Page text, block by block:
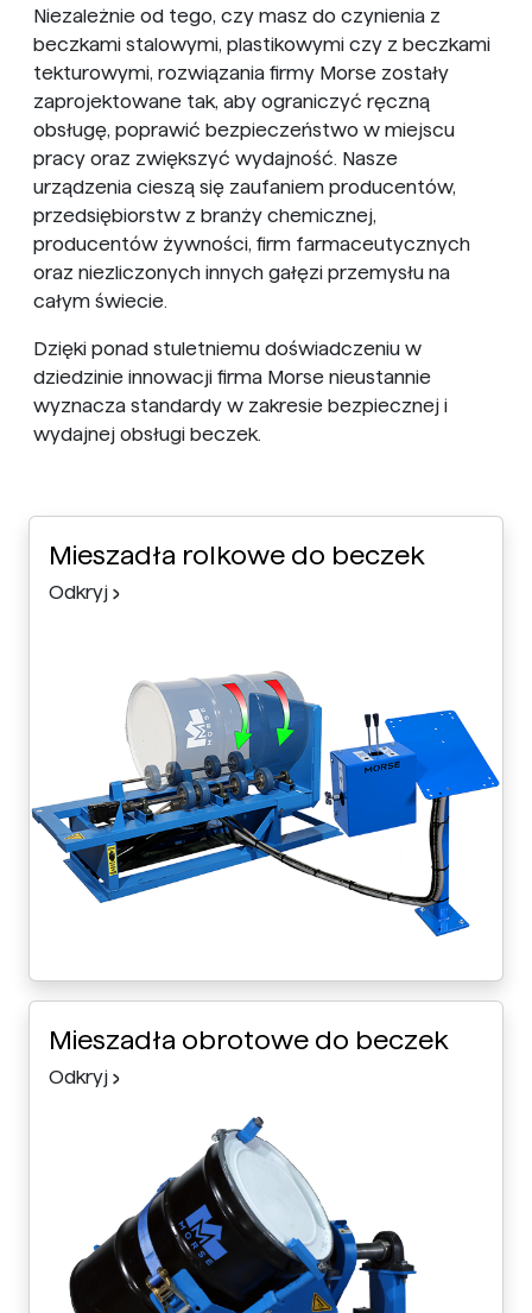
Niezależnie od tego, czy masz do czynienia z
beczkami stalowymi, plastikowymi czy z beczkami
tekturowymi, rozwiązania firmy Morse zostały
zaprojektowane tak, aby ograniczyć ręczną
obsługę, poprawić bezpieczeństwo w miejscu
pracy oraz zwiększyć wydajność. Nasze
urządzenia cieszą się zaufaniem producentów,
przedsiębiorstw z branży chemicznej,
producentów żywności, firm farmaceutycznych
oraz niezliczonych innych gałęzi przemysłu na
całym świecie.
Dzięki ponad stuletniemu doświadczeniu w
dziedzinie innowacji firma Morse nieustannie
wyznacza standardy w zakresie bezpiecznej i
wydajnej obsługi beczek.
Mieszadła rolkowe do beczek
Odkryj
Mieszadła obrotowe do beczek
Odkryj